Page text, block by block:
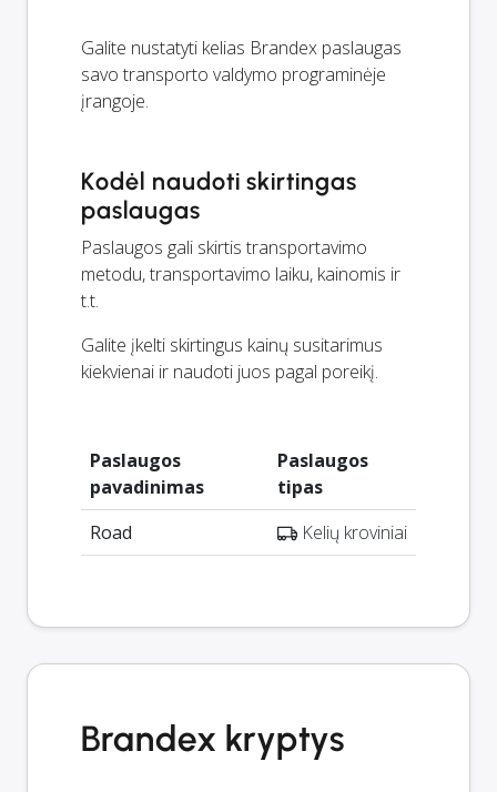
Galite nustatyti kelias Brandex paslaugas
savo transporto valdymo programinėje
įrangoje.
Kodėl naudoti skirtingas
paslaugas
Paslaugos gali skirtis transportavimo
metodu, transportavimo laiku, kainomis ir
t.t.
Galite įkelti skirtingus kainų susitarimus
kiekvienai ir naudoti juos pagal poreikį.
Paslaugos
pavadinimas
Paslaugos
tipas
Road
Kelių kroviniai
Brandex kryptys